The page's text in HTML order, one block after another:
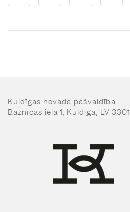
Kuldīgas novada pašvaldība
Baznīcas iela 1, Kuldīga, LV 3301